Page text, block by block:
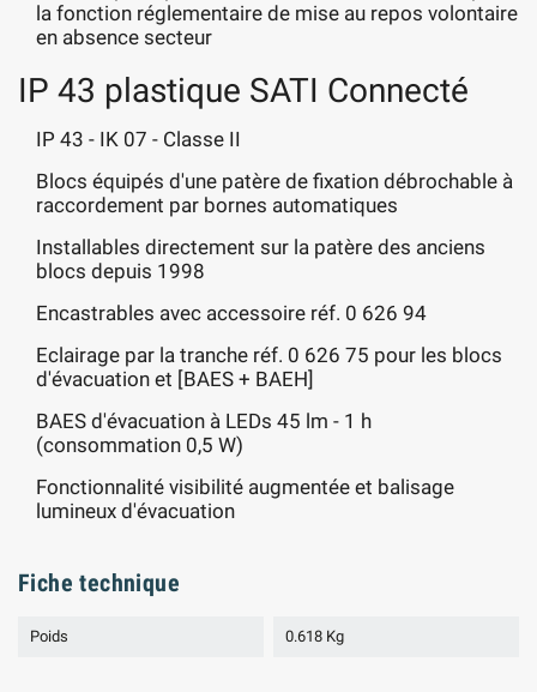
la fonction réglementaire de mise au repos volontaire
en absence secteur
IP 43 plastique SATI Connecté
IP 43 - IK 07 - Classe II
Blocs équipés d'une patère de fixation débrochable à
raccordement par bornes automatiques
Installables directement sur la patère des anciens
blocs depuis 1998
Encastrables avec accessoire réf. 0 626 94
Eclairage par la tranche réf. 0 626 75 pour les blocs
d'évacuation et [BAES + BAEH]
BAES d'évacuation à LEDs 45 lm - 1 h
(consommation 0,5 W)
Fonctionnalité visibilité augmentée et balisage
lumineux d'évacuation
Fiche technique
Poids 0.618 Kg